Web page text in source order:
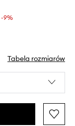
-9%
Tabela rozmiarów